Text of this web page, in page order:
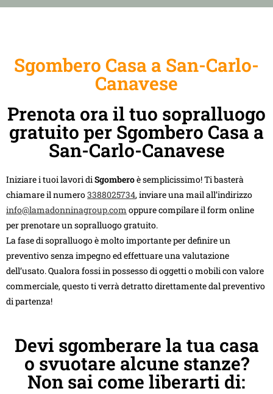
Sgombero Casa a San-Carlo-
Canavese
Prenota ora il tuo sopralluogo
gratuito per Sgombero Casa a
San-Carlo-Canavese
Iniziare i tuoi lavori di Sgomberoè semplicissimo! Ti basterà
chiamare il numero3388025734, inviare una mail all’indirizzo
info@lamadonninagroup.com oppure compilare il form online
per prenotare un sopralluogo gratuito.
La fase di sopralluogo è molto importante per definire un
preventivo senza impegno ed effettuare una valutazione
dell’usato. Qualora fossi in possesso di oggetti o mobili con valore
commerciale, questo ti verrà detratto direttamente dal preventivo
di partenza!
Devi sgomberare la tua casa
o svuotare alcune stanze?
Non sai come liberarti di: